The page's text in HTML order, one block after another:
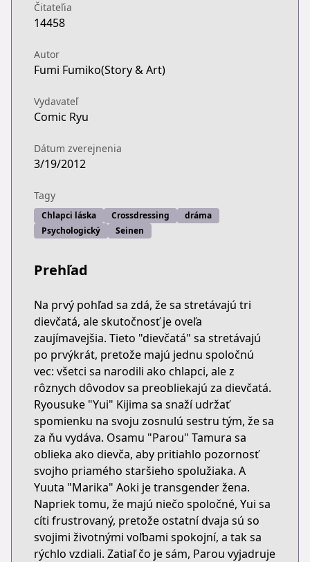
Čitateľia
14458
Autor
Fumi Fumiko(Story & Art)
Vydavateľ
Comic Ryu
Dátum zverejnenia
3/19/2012
Tagy
Chlapci láska Crossdressing
dráma
Psychologický
Seinen
Prehľad
Na prvý pohľad sa zdá, že sa stretávajú tri
dievčatá, ale skutočnosť je oveľa
zaujímavejšia. Tieto "dievčatá" sa stretávajú
po prvýkrát, pretože majú jednu spoločnú
vec: všetci sa narodili ako chlapci, ale z
rôznych dôvodov sa preobliekajú za dievčatá.
Ryousuke "Yui" Kijima sa snaží udržať
spomienku na svoju zosnulú sestru tým, že sa
za ňu vydáva. Osamu "Parou" Tamura sa
oblieka ako dievča, aby pritiahlo pozornosť
svojho priamého staršieho spolužiaka. A
Yuuta "Marika" Aoki je transgender žena.
Napriek tomu, že majú niečo spoločné, Yui sa
cíti frustrovaný, pretože ostatní dvaja sú so
svojimi životnými voľbami spokojní, a tak sa
rýchlo vzdiali. Zatiaľ čo je sám, Parou vyjadruje